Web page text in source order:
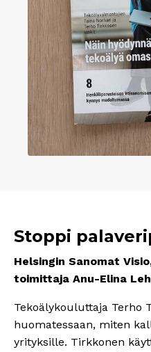
Stoppi
Helsingin Sanomat
toimittaja Anu-Elina
Tekoälykouluttaja Terho
huomatessaan, miten
yrityksille. Tirkkonen